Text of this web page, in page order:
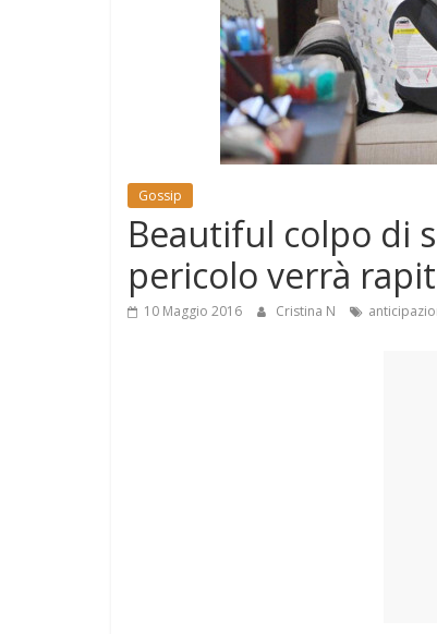
Gossip
Beautiful colpo di
pericolo verrà
10 Maggio 2016 Cristina N